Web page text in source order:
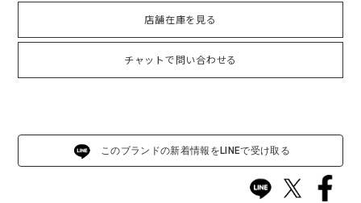
店舗在庫を見る
チャットで問い合わせる
このブランドの新着情報をLINEで受け取る